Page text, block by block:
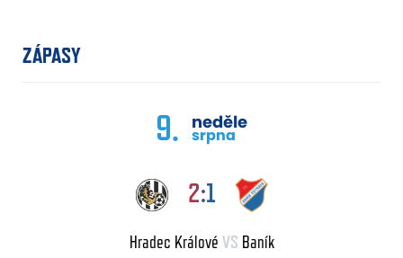
ZÁPASY
9. neděle
srpna
2:1
Hradec Králové VS Baník